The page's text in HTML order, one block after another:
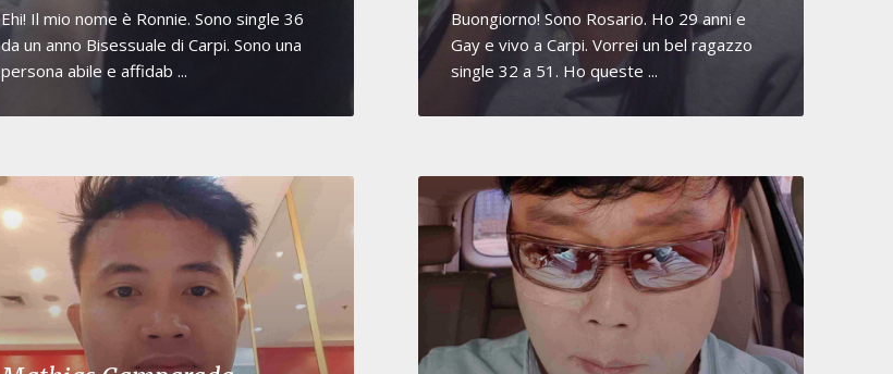
Ehi! Il mio nome è Ronnie. Sono single 36
da un anno Bisessuale di Carpi. Sono una
persona abile e affidab ...
Buongiorno! Sono Rosario. Ho 29 anni e
Gay e vivo a Carpi. Vorrei un bel ragazzo
single 32 a 51. Ho queste ...